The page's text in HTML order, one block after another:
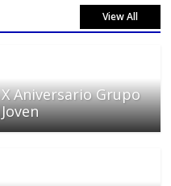
View All
X Aniversario Grupo
Joven